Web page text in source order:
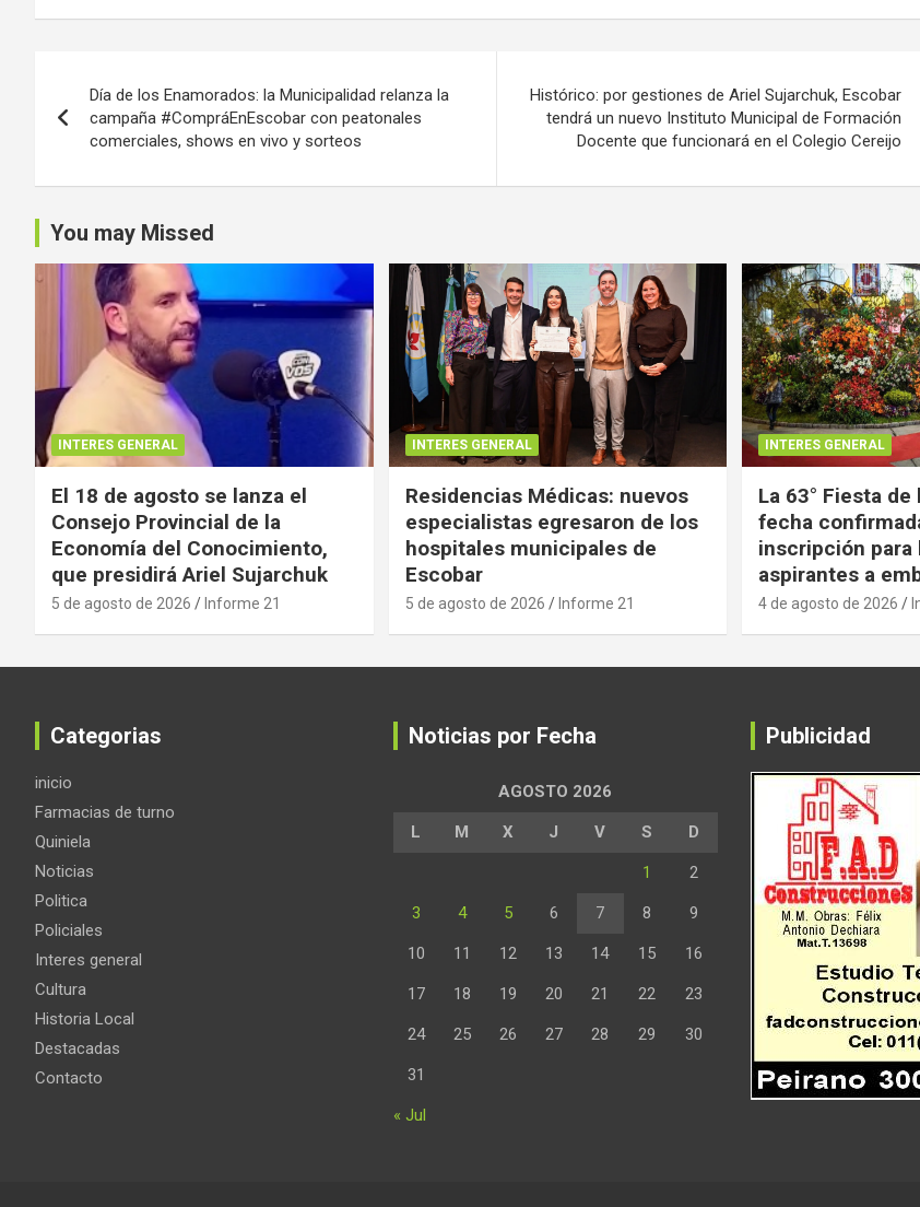
de
Día de los Enamorados: la Municipalidad relanza la
campaña #CompráEnEscobar con peatonales
comerciales, shows en vivo y sorteos
Histórico: por gestiones de Ariel Sujarchuk, Escobar
tendrá un nuevo Instituto Municipal de Formación
Docente que funcionará en el Colegio Cereijo
You may Missed
INTERES GENERAL
El 18 de agosto se lanza el
Consejo Provincial de la
Economía del Conocimiento,
que presidirá Ariel Sujarchuk
5 de agosto de 2026 Informe 21
INTERES GENERAL
Residencias Médicas: nuevos
especialistas egresaron de los
hospitales municipales de
Escobar
5 de agosto de 2026 Informe 21
INTERES GENERAL
La 63° Fiesta
fecha
inscripción para
aspirantes a
4 de agosto de 2026
Categorias
inicio
Farmacias de turno
Quiniela
Noticias
Politica
Policiales
Interes general
Cultura
Historia Local
Destacadas
Contacto
Noticias por Fecha
AGOSTO 2026
L M X J V S D
1 2
3 4 5 6 7 8 9
10 11 12 13 14 15 16
17 18 19 20 21 22 23
24 25 26 27 28 29 30
31
« Jul
Publicidad